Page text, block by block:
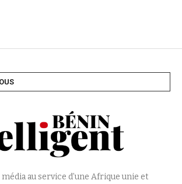
au service d’une Afrique unie et